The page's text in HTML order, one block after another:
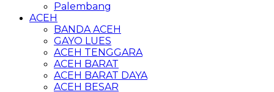
Palembang
ACEH
BANDA ACEH
GAYO LUES
ACEH TENGGARA
ACEH BARAT
ACEH BARAT DAYA
ACEH BESAR